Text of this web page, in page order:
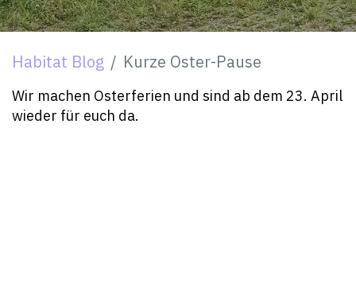
Habitat Blog Kurze Oster-Pause
Wir machen Osterferien und sind ab dem 23. April
wieder für euch da.